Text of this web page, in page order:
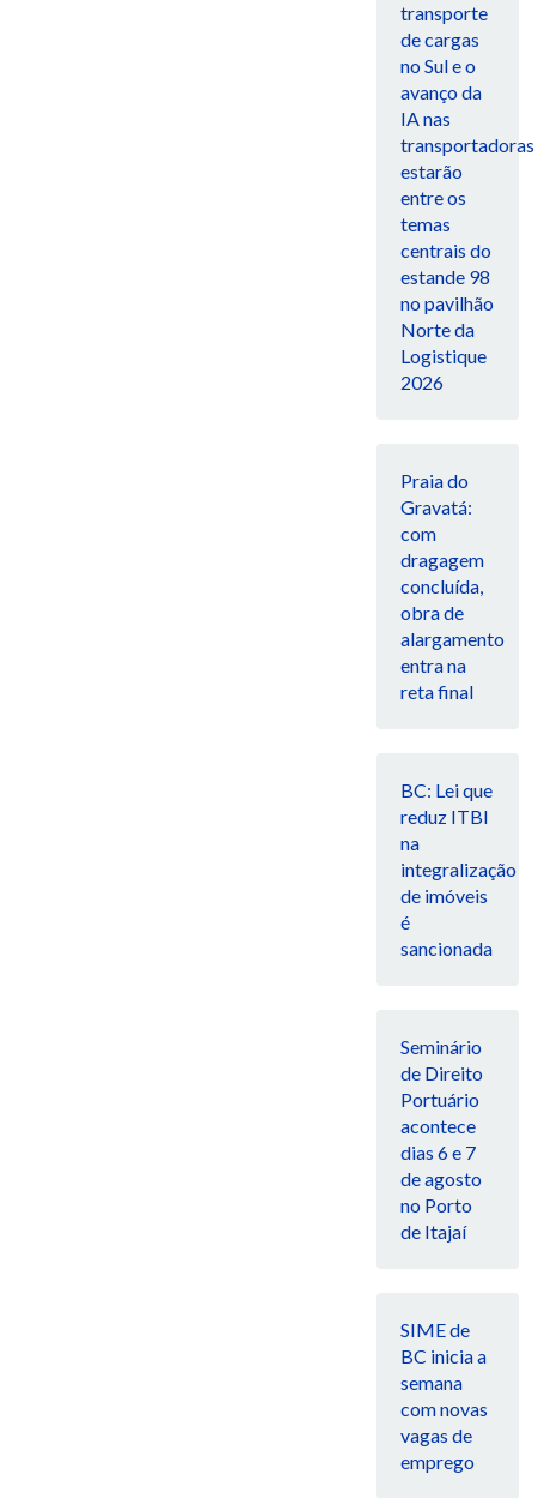
transporte
de cargas
no Sul e o
avanço da
IA nas
transportadoras
estarão
entre os
temas
centrais do
estande 98
no pavilhão
Norte da
Logistique
2026
Praia do
Gravatá:
com
dragagem
concluída,
obra de
alargamento
entra na
reta final
BC: Lei que
reduz ITBI
na
integralização
de imóveis
é
sancionada
Seminário
de Direito
Portuário
acontece
dias 6 e 7
de agosto
no Porto
de Itajaí
SIME de
BC inicia a
semana
com novas
vagas de
emprego